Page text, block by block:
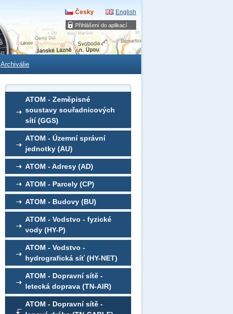
Přihlášení do aplikací
Česky English
Archiválie
ATOM - Zeměpisné
soustavy souřadnicových
sítí (GGS)
ATOM - Územní správní
jednotky (AU)
ATOM - Adresy (AD)
ATOM - Parcely (CP)
ATOM - Budovy (BU)
ATOM - Vodstvo - fyzické
vody (HY-P)
ATOM - Vodstvo -
hydrografická síť (HY-NET)
ATOM - Dopravní sítě -
letecká doprava (TN-AIR)
ATOM - Dopravní sítě -